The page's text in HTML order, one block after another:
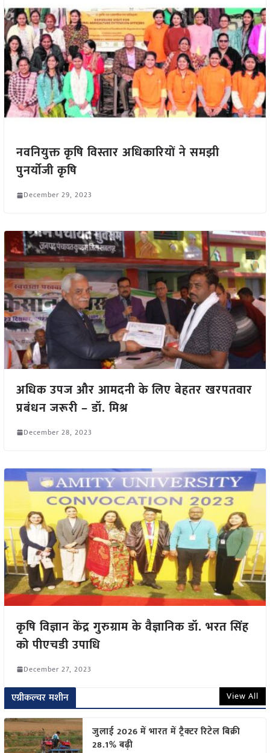
नवनियुक्त कृषि विस्तार अधिकारियों ने समझी
पुनर्योजी कृषि
December 29, 2023
अधिक उपज और आमदनी के लिए बेहतर खरपतवार
प्रबंधन जरूरी – डॉ. मिश्र
December 28, 2023
कृषि विज्ञान केंद्र गुरुग्राम के वैज्ञानिक डॉ. भरत सिंह
को पीएचडी उपाधि
December 27, 2023
एग्रीकल्चर मशीन View All
जुलाई 2026 में भारत में ट्रैक्टर रिटेल बिक्री
28.1% बढ़ी